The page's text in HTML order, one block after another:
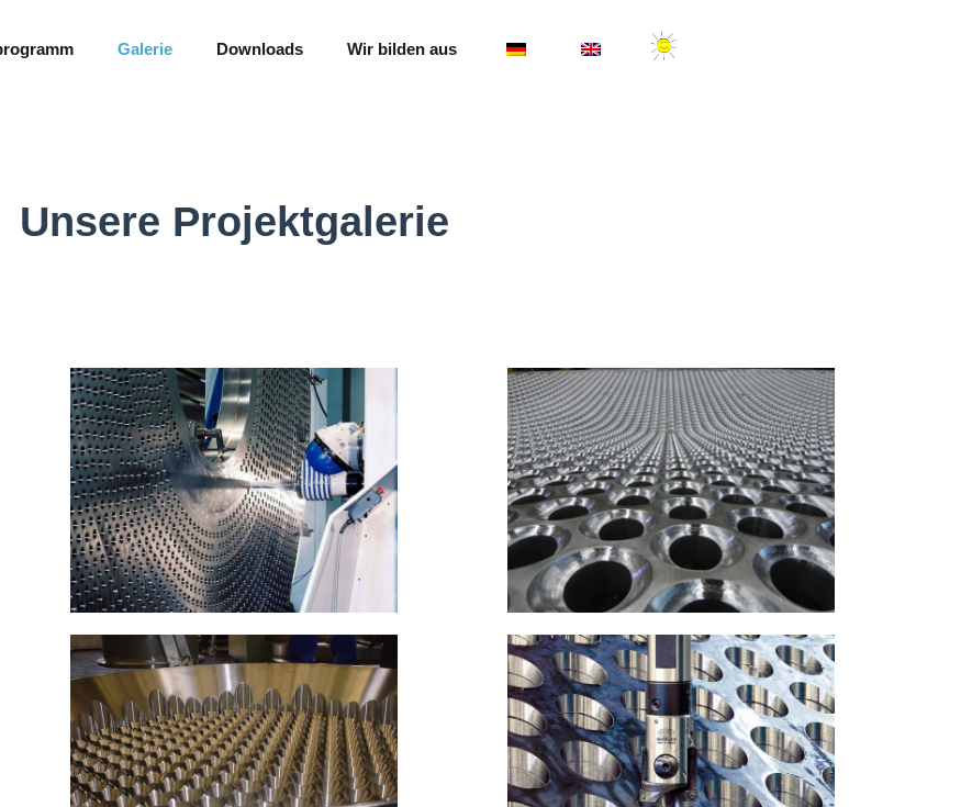
Galerie Downloads Wir bilden aus
Unsere Projektgalerie